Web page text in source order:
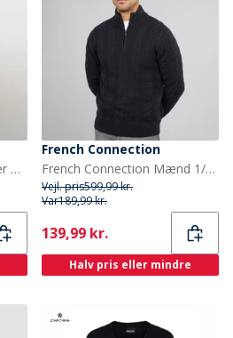
MCS Herre Eli Strik Sweater Dark Sapphire
French Connection
French Connection Mænd 1/2 Lynlås Uld Trøje Marine
Vejl. pris599,99 kr.
Var189,99 kr.
Current
139,99 kr.
Halv pris eller mindre